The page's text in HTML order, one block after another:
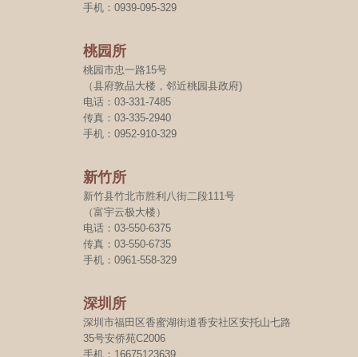
手机：0939-095-329
桃园所
桃园市忠一路15号
（县府敦品大楼，邻近桃园县政府)
电话：03-331-7485
传真：03-335-2940
手机：0952-910-329
新竹所
新竹县竹北市胜利八街二段111号
（富宇云极大楼）
电话：03-550-6375
传真：03-550-6735
手机：0961-558-329
深圳所
深圳市福田区香蜜湖街道香安社区安托山七路
35号安侨苑C2006
手机：16675123639